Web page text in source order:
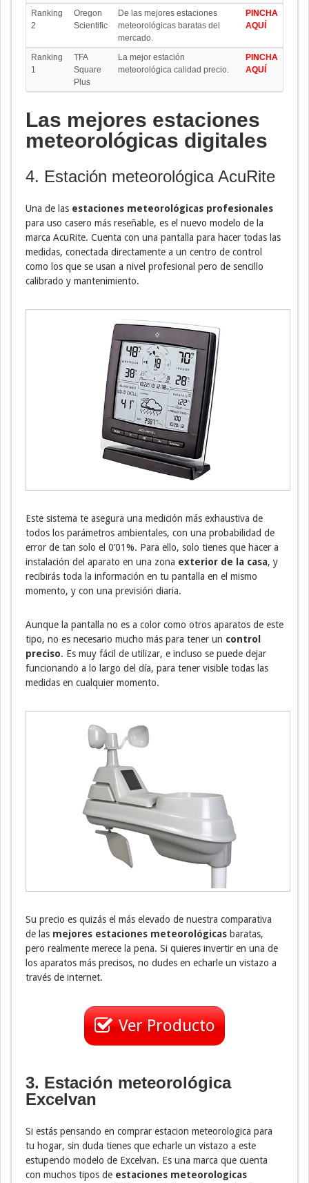
Ranking
2
Oregon
Scientific
De las mejores estaciones
meteorológicas baratas del
mercado.
PINCHA
AQUÍ
Ranking
1
TFA
Square
Plus
La mejor estación
meteorológica calidad precio.
PINCHA
AQUÍ
Las mejores estaciones
meteorológicas digitales
4. Estación meteorológica AcuRite
Una de las estaciones meteorológicas profesionales
para uso casero más reseñable, es el nuevo modelo de la
marca AcuRite. Cuenta con una pantalla para hacer todas las
medidas, conectada directamente a un centro de control
como los que se usan a nivel profesional pero de sencillo
calibrado y mantenimiento.
Este sistema te asegura una medición más exhaustiva de
todos los parámetros ambientales, con una probabilidad de
error de tan solo el 0’01%. Para ello, solo tienes que hacer a
instalación del aparato en una zona exterior de la casa, y
recibirás toda la información en tu pantalla en el mismo
momento, y con una previsión diaria.
Aunque la pantalla no es a color como otros aparatos de este
tipo, no es necesario mucho más para tener un control
preciso. Es muy fácil de utilizar, e incluso se puede dejar
funcionando a lo largo del día, para tener visible todas las
medidas en cualquier momento.
Su precio es quizás el más elevado de nuestra comparativa
de las mejores estaciones meteorológicas baratas,
pero realmente merece la pena. Si quieres invertir en una de
los aparatos más precisos, no dudes en echarle un vistazo a
través de internet.
Ver Producto
3. Estación meteorológica
Excelvan
Si estás pensando en comprar estacion meteorologica para
tu hogar, sin duda tienes que echarle un vistazo a este
estupendo modelo de Excelvan. Es una marca que cuenta
con muchos tipos de estaciones meteorologicas